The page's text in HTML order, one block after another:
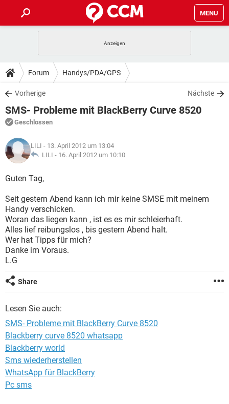
MENU
ANDROID IOS
WINDOWS 10
WHATSAPP TIKTOK
FACEBOOK
TIPPS & TRICKS
SPIELE STREAMING
WINDOWS 10
WHATSAPP
FACEBOOK HARDWARE
DOWNLOADS
SPIELE STREAMING
ANDROID
WINDOWS 10
WHATSAPP
FACEBOOK
FORUM
SPIELE
ANDROID IOS
FACEBOOK
LEXIKON
SPIELE
ANDROID
WINDOWS 10 INSTAGRAM
WHATSAPP TIKTOK
FACEBOOK HARDWARE
Forum Handys/PDA/GPS
Vorherige Nächste
SMS- Probleme mit BlackBerry Curve 8520
Geschlossen
LILI - 13. April 2012 um 13:04
LILI - 16. April 2012 um 10:10
Guten Tag,
Seit gestern Abend kann ich mir keine SMSE mit meinem
Handy verschicken.
Woran das liegen kann , ist es es mir schleierhaft.
Alles lief reibungslos , bis gestern Abend halt.
Wer hat Tipps für mich?
Danke im Voraus.
L.G
Share
Lesen Sie auch:
SMS- Probleme mit BlackBerry Curve 8520
Blackberry curve 8520 whatsapp
Blackberry world
Sms wiederherstellen
WhatsApp für BlackBerry
Pc sms